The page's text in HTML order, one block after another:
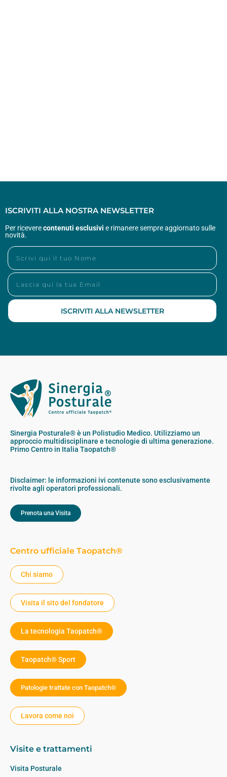
ISCRIVITI ALLA NOSTRA NEWSLETTER
Per riceverecontenuti esclusivi e rimanere sempre aggiornato sulle
novità.
ISCRIVITI ALLA NEWSLETTER
Sinergia Posturale® è un Polistudio Medico. Utilizziamo un
approccio multidisciplinare e tecnologie di ultima generazione.
Primo Centro in Italia Taopatch®
Disclaimer: le informazioni ivi contenute sono esclusivamente
rivolte agli operatori professionali.
Prenota una Visita
Centro ufficiale Taopatch®
Chi siamo
Visita il sito del fondatore
La tecnologia Taopatch®
Taopatch® Sport
Patologie trattate con Taopatch®
Lavora come noi
Visite e trattamenti
Visita Posturale